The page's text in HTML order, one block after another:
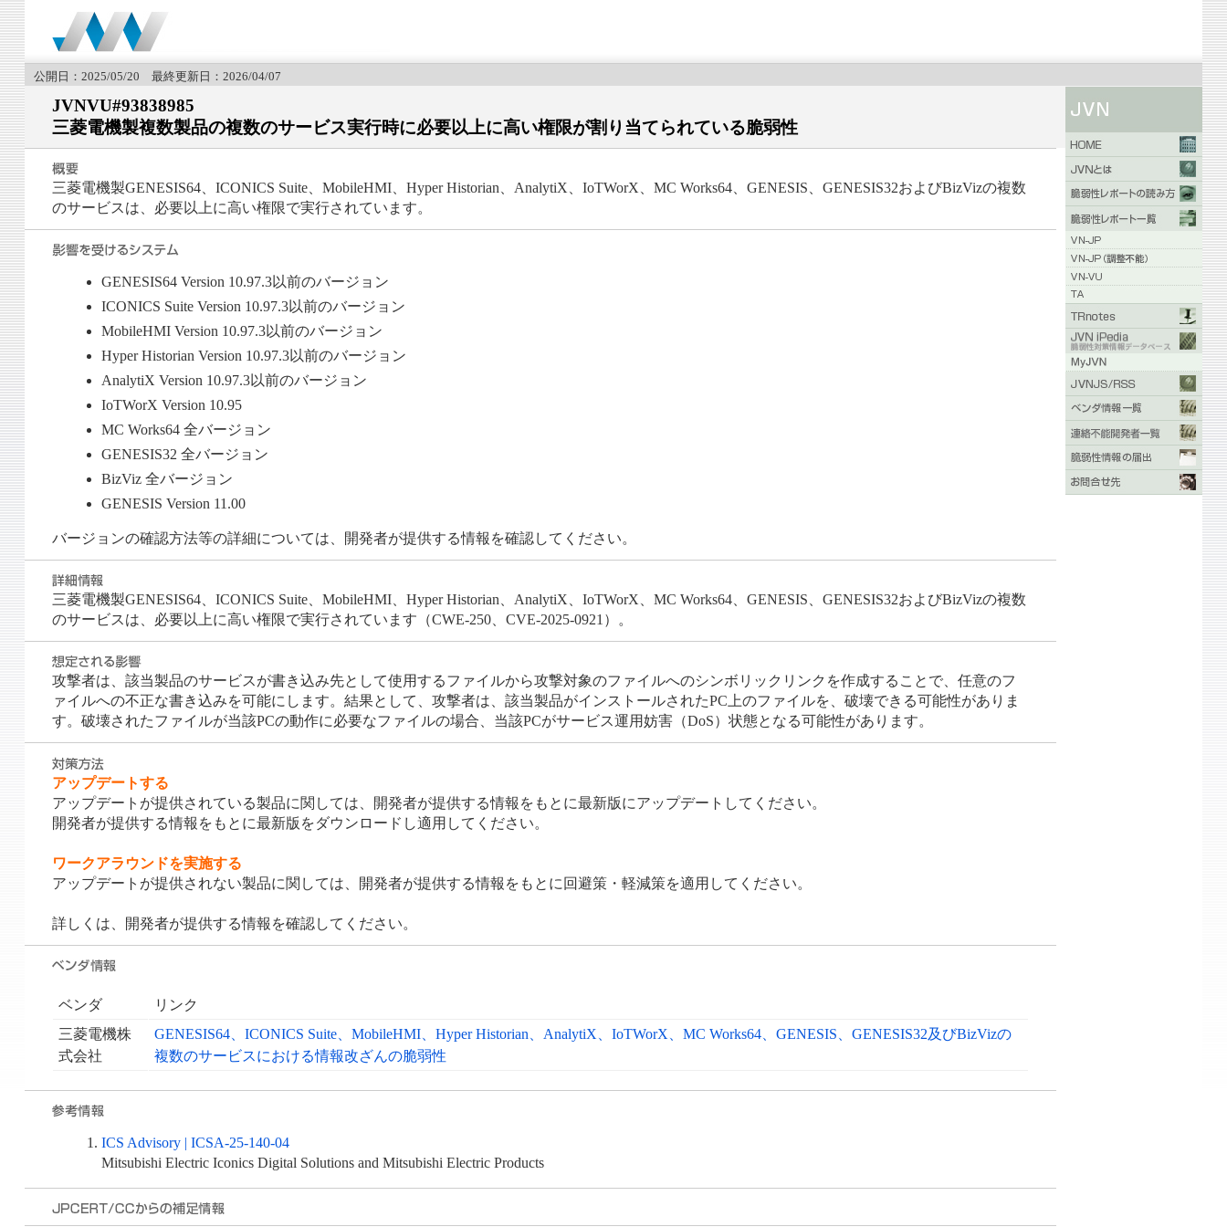
公開日：2025/05/20 最終更新日：2026/04/07
JVNVU#93838985
三菱電機製複数製品の複数のサービス実行時に必要以上に高い権限が割り当てられている脆弱性
三菱電機製GENESIS64、ICONICS Suite、MobileHMI、Hyper Historian、AnalytiX、IoTWorX、MC Works64、GENESIS、GENESIS32およびBizVizの複数
のサービスは、必要以上に高い権限で実行されています。
GENESIS64 Version 10.97.3以前のバージョン
ICONICS Suite Version 10.97.3以前のバージョン
MobileHMI Version 10.97.3以前のバージョン
Hyper Historian Version 10.97.3以前のバージョン
AnalytiX Version 10.97.3以前のバージョン
IoTWorX Version 10.95
MC Works64 全バージョン
GENESIS32 全バージョン
BizViz 全バージョン
GENESIS Version 11.00
バージョンの確認方法等の詳細については、開発者が提供する情報を確認してください。
三菱電機製GENESIS64、ICONICS Suite、MobileHMI、Hyper Historian、AnalytiX、IoTWorX、MC Works64、GENESIS、GENESIS32およびBizVizの複数
のサービスは、必要以上に高い権限で実行されています（CWE-250、CVE-2025-0921）。
攻撃者は、該当製品のサービスが書き込み先として使用するファイルから攻撃対象のファイルへのシンボリックリンクを作成することで、任意のフ
ァイルへの不正な書き込みを可能にします。結果として、攻撃者は、該当製品がインストールされたPC上のファイルを、破壊できる可能性がありま
す。破壊されたファイルが当該PCの動作に必要なファイルの場合、当該PCがサービス運用妨害（DoS）状態となる可能性があります。
アップデートする
アップデートが提供されている製品に関しては、開発者が提供する情報をもとに最新版にアップデートしてください。
開発者が提供する情報をもとに最新版をダウンロードし適用してください。
ワークアラウンドを実施する
アップデートが提供されない製品に関しては、開発者が提供する情報をもとに回避策・軽減策を適用してください。
詳しくは、開発者が提供する情報を確認してください。
ベンダ
リンク
三菱電機株
式会社
GENESIS64、ICONICS Suite、MobileHMI、Hyper Historian、AnalytiX、IoTWorX、MC Works64、GENESIS、GENESIS32及びBizVizの
複数のサービスにおける情報改ざんの脆弱性
ICS Advisory | ICSA-25-140-04
Mitsubishi Electric Iconics Digital Solutions and Mitsubishi Electric Products